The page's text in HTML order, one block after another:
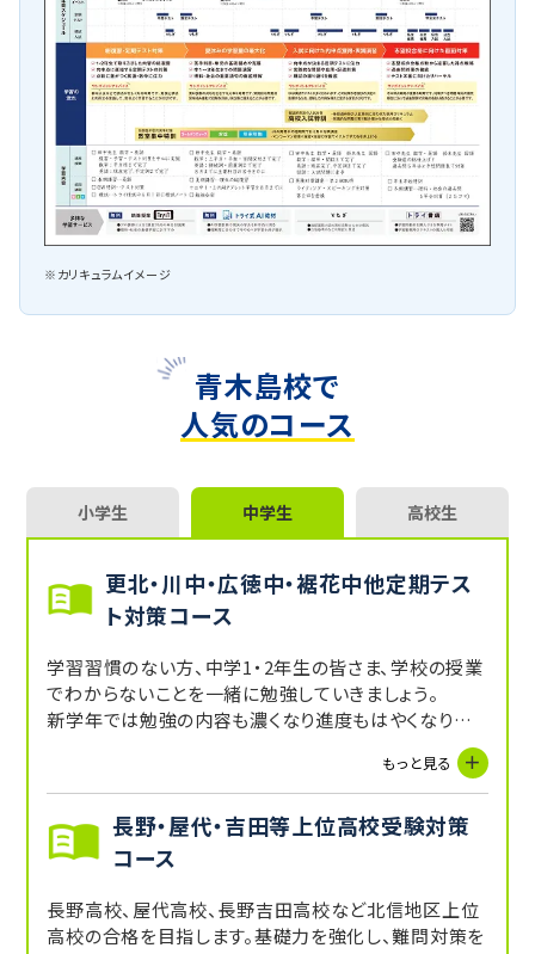
※カリキュラムイメージ
青木島校で
人気のコース
小学生 中学生 高校生
更北・川中・広徳中・裾花中他定期テス
ト対策コース
学習習慣のない方、中学1・2年生の皆さま、学校の授業
でわからないことを一緒に勉強していきましょう。
新学年では勉強の内容も濃くなり進度もはやくなりま
計画的に勉強し、理解を深めてテスト準備をしていきま
しょう。
進路相談もお任せください！
もっと見る
長野・屋代・吉田等上位高校受験対策
コース
長野高校、屋代高校、長野吉田高校など北信地区上位
高校の合格を目指します。基礎力を強化し、難問対策を